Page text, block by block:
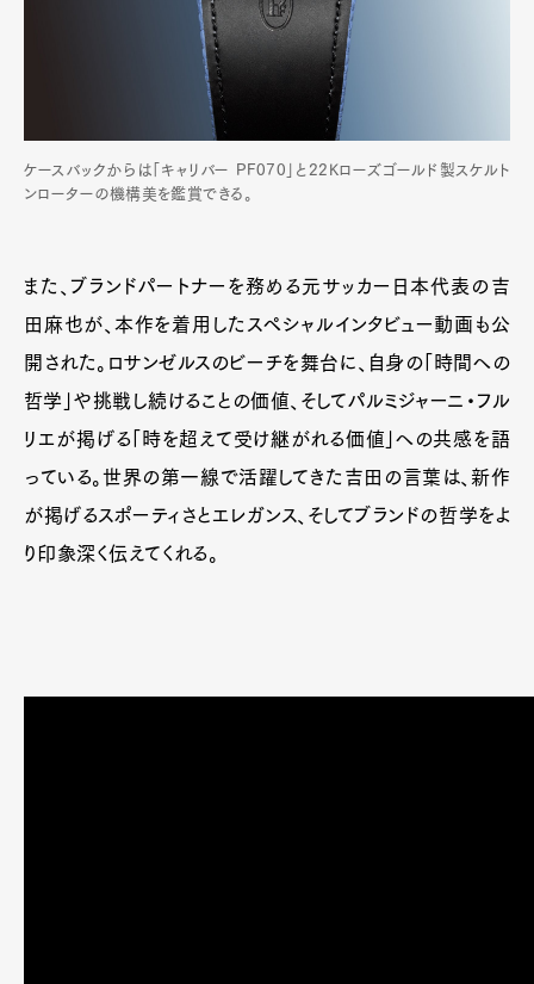
ケースバックからは「キャリバー PF070」と22Kローズゴールド製スケルト
ンローターの機構美を鑑賞できる。
また、ブランドパートナーを務める元サッカー日本代表の吉
田麻也が、本作を着用したスペシャルインタビュー動画も公
開された。ロサンゼルスのビーチを舞台に、自身の「時間への
哲学」や挑戦し続けることの価値、そしてパルミジャーニ・フル
リエが掲げる「時を超えて受け継がれる価値」への共感を語
っている。世界の第一線で活躍してきた吉田の言葉は、新作
が掲げるスポーティさとエレガンス、そしてブランドの哲学をよ
り印象深く伝えてくれる。